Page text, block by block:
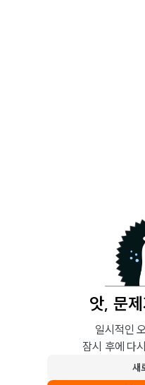
앗, 문
일시적인
잠시 후에 다
새